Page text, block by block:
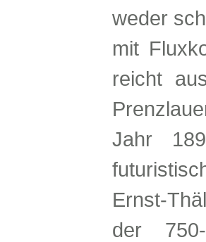
weder
mit
reicht
Jahr
Ernst-
der